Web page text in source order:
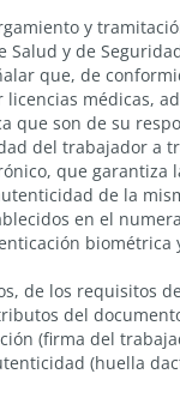
y
y de
que, de
médicas,
que son de su
del trabajador a
que garantiza
de la
en el
de los requisitos
del
(firma del
(huella